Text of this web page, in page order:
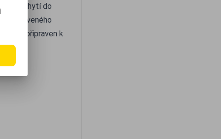
se uchytí do
připraven k